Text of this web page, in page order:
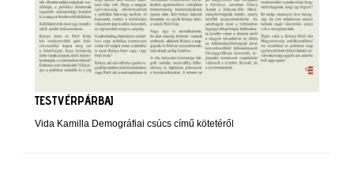
TESTVÉRPÁRBAJ
Vida Kamilla Demográfiai csúcs című kötetéről